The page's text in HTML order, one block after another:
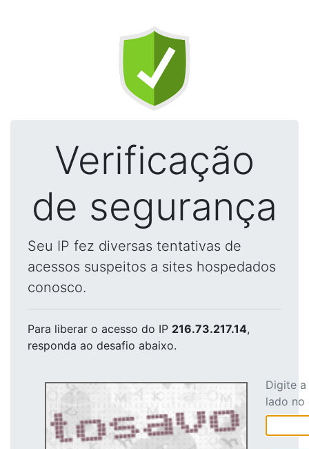
Verificação
de segurança
Seu IP fez diversas tentativas de
acessos suspeitos a sites hospedados
conosco.
Para liberar o acesso do IP 216.73.217.14,
responda ao desafio abaixo.
Digite
lado no